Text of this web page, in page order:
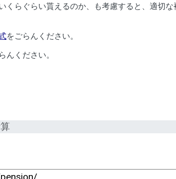
くらぐらい貰えるのか、も考慮すると、適切
をごらんください。
んください。